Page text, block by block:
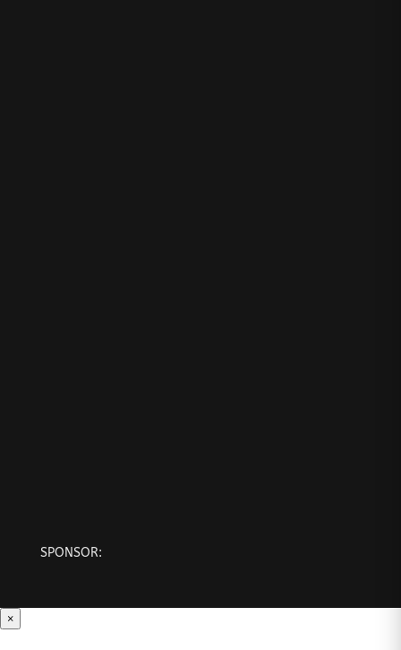
SPONSOR:
×